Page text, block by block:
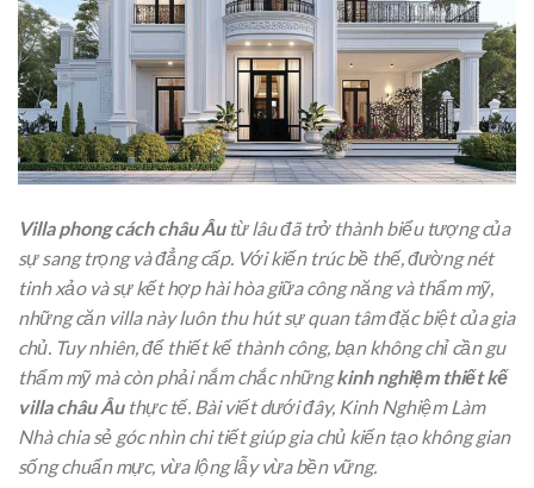
Villa phong cách châu Âutừ lâu đã trở thành biểu tượng của
sự sang trọng và đẳng cấp. Với kiến trúc bề thế, đường nét
tinh xảo và sự kết hợp hài hòa giữa công năng và thẩm mỹ,
những căn villa này luôn thu hút sự quan tâm đặc biệt của gia
chủ. Tuy nhiên, để thiết kế thành công, bạn không chỉ cần gu
thẩm mỹ mà còn phải nắm chắc nhữngkinh nghiệm thiết kế
villa châu Âuthực tế. Bài viết dưới đây, Kinh Nghiệm Làm
Nhà chia sẻ góc nhìn chi tiết giúp gia chủ kiến tạo không gian
sống chuẩn mực, vừa lộng lẫy vừa bền vững.